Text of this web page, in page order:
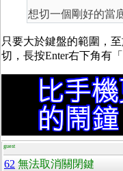
想切一個剛好的當
只要大於鍵盤的範圍，
切，長按Enter右下角有
guest
62 無法取消關閉鍵